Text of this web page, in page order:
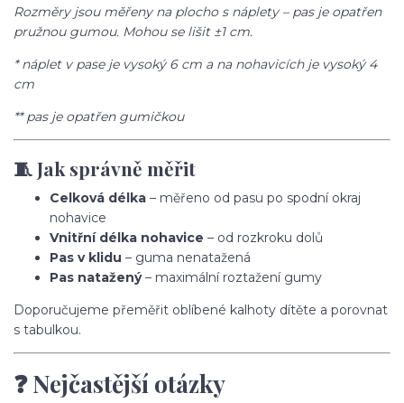
Rozměry jsou měřeny na plocho s náplety – pas je opatřen
pružnou gumou. Mohou se lišit ±1 cm.
* náplet v pase je vysoký 6 cm a na nohavicích je vysoký 4
cm
** pas je opatřen gumičkou
🧵 Jak správně měřit
Celková délka – měřeno od pasu po spodní okraj
nohavice
Vnitřní délka nohavice – od rozkroku dolů
Pas v klidu – guma nenatažená
Pas natažený– maximální roztažení gumy
Doporučujeme přeměřit oblíbené kalhoty dítěte a porovnat
s tabulkou.
❓ Nejčastější otázky